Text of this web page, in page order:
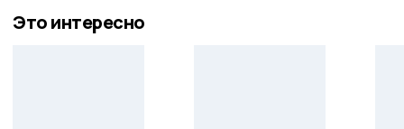
Это интересно